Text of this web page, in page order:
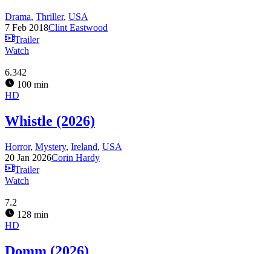
Drama, Thriller, USA
7 Feb 2018Clint Eastwood
Trailer
Watch
6.342
100 min
HD
Whistle (2026)
Horror, Mystery, Ireland, USA
20 Jan 2026Corin Hardy
Trailer
Watch
7.2
128 min
HD
Domm (2026)